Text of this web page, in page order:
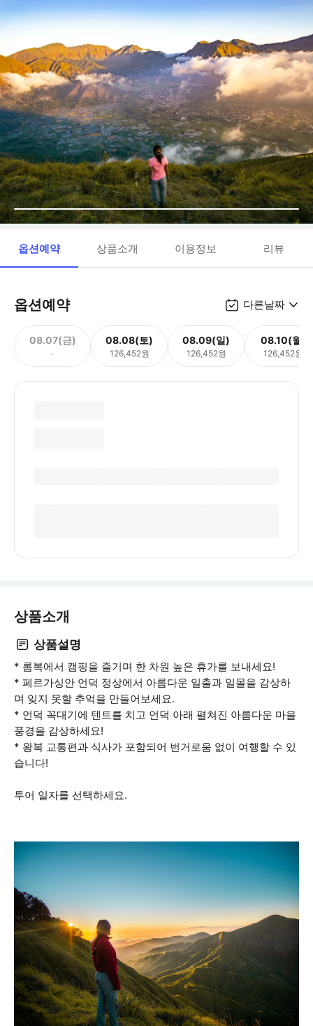
옵션예약 상품소개 이용정보 리뷰
옵션예약 다른날짜
08.07(금)
-
08.08(토)
126,452원
08.09(일)
126,452원
08.10(월)
126,452원
상품소개
상품설명
* 롬복에서 캠핑을 즐기며 한 차원 높은 휴가를 보내세요!
* 페르가싱안 언덕 정상에서 아름다운 일출과 일몰을 감상하
며 잊지 못할 추억을 만들어보세요.
* 언덕 꼭대기에 텐트를 치고 언덕 아래 펼쳐진 아름다운 마을
풍경을 감상하세요!
* 왕복 교통편과 식사가 포함되어 번거로움 없이 여행할 수 있
습니다!
투어 일자를 선택하세요.